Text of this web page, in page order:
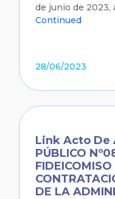
de junio de 2023,
Continued
28/06/2023
Link Acto De
PÚBLICO
DE LA